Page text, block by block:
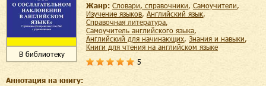
В библиотеку
Жанр:
словари, справочники самоучители
изучение языков
английский язык
справочная литература
самоучитель английского языка
английский для начинающих
знания и навыки
книги для чтения на английском языке
5
Аннотация на книгу: